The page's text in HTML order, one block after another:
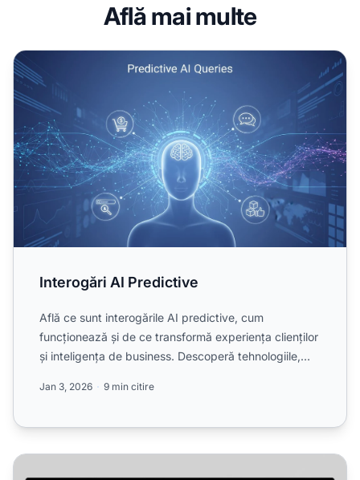
Află mai multe
Interogări AI Predictive
Interogări AI Predictive
Află ce sunt interogările AI predictive, cum
funcționează și de ce transformă experiența clienților
și inteligența de business. Descoperă tehnologiile,
Jan 3, 2026 9 min citire
Analiza Interogărilor AI